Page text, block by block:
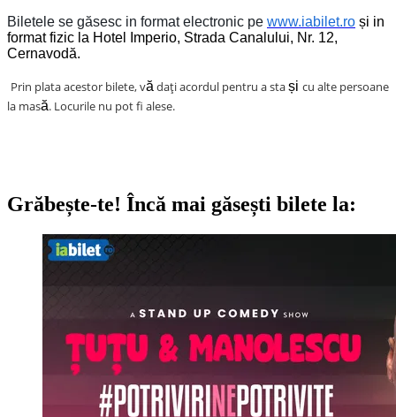
Biletele se găsesc in format electronic pe www.iabilet.ro și in
format fizic la Hotel Imperio, Strada Canalului, Nr. 12,
Cernavodă.
Prin plata acestor bilete, vă dați acordul pentru a stași cu alte persoane
la masă. Locurile nu pot fi alese.
Grăbește-te! Încă mai găsești bilete la: